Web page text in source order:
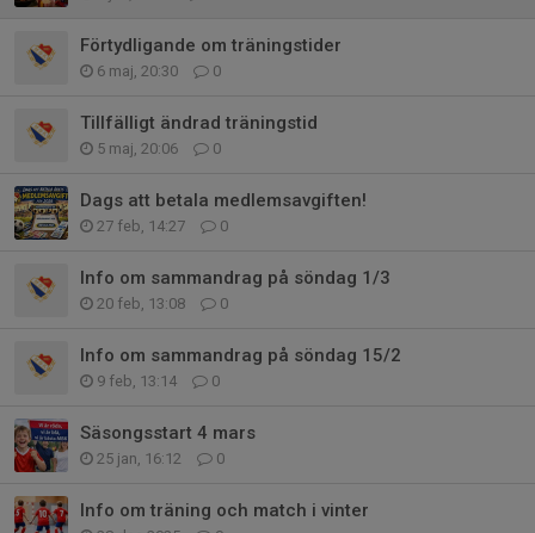
Förtydligande om träningstider
6 maj, 20:30 0
Tillfälligt ändrad träningstid
5 maj, 20:06 0
Dags att betala medlemsavgiften!
27 feb, 14:27 0
Info om sammandrag på söndag 1/3
20 feb, 13:08 0
Info om sammandrag på söndag 15/2
9 feb, 13:14 0
Säsongsstart 4 mars
25 jan, 16:12 0
Info om träning och match i vinter